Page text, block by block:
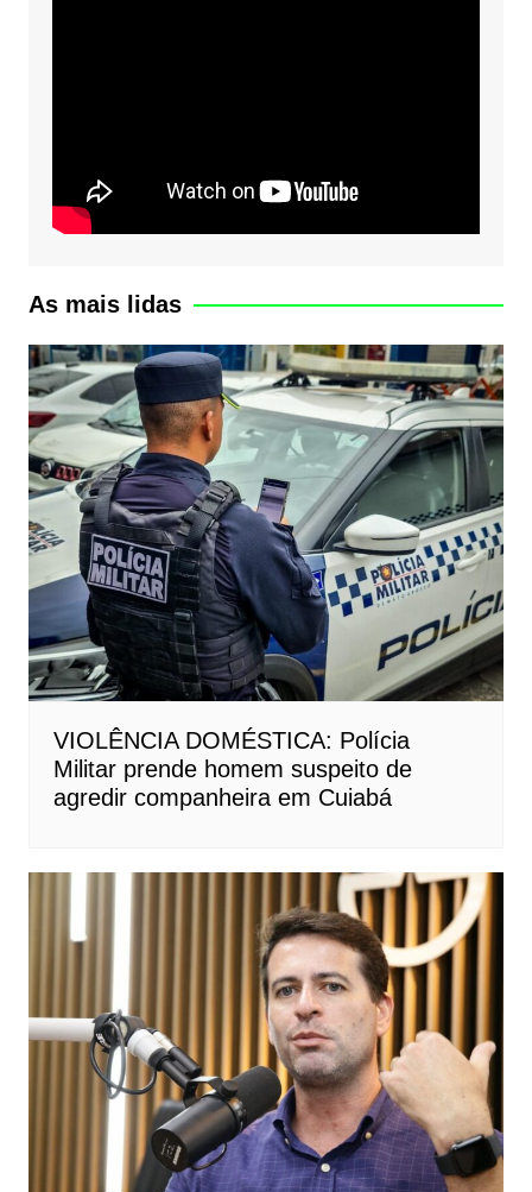
As mais lidas
VIOLÊNCIA DOMÉSTICA: Polícia
Militar prende homem suspeito de
agredir companheira em Cuiabá